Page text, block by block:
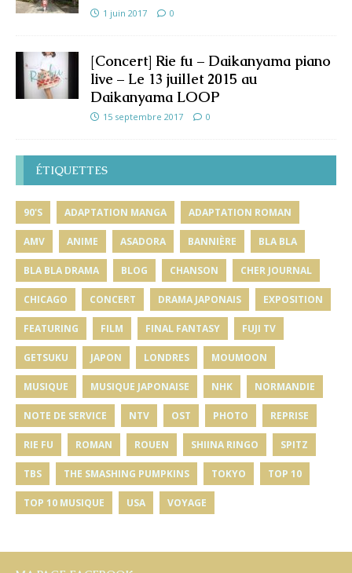
1 juin 2017 0
[Concert] Rie fu – Daikanyama piano
live – Le 13 juillet 2015 au
Daikanyama LOOP
15 septembre 2017 0
ÉTIQUETTES
90'S ADAPTATION MANGA ADAPTATION ROMAN
AMV ANIME ASADORA BANNIÈRE BLA BLA
BLA BLA DRAMA BLOG CHANSON CHER JOURNAL
CHICAGO CONCERT DRAMA JAPONAIS EXPOSITION
FEATURING FILM FINAL FANTASY FUJI TV
GETSUKU JAPON LONDRES MOUMOON
MUSIQUE MUSIQUE JAPONAISE NHK NORMANDIE
NOTE DE SERVICE NTV OST PHOTO REPRISE
RIE FU ROMAN ROUEN SHIINA RINGO SPITZ
TBS THE SMASHING PUMPKINS TOKYO TOP 10
TOP 10 MUSIQUE USA VOYAGE